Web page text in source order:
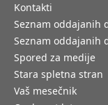
Kontakti
Seznam oddajanih
Seznam oddajanih
Spored za medije
Stara spletna stran
Vaš mesečnik